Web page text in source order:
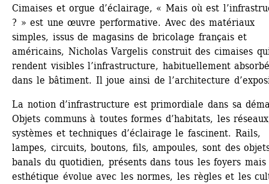
Cimaises et orgue d’éclairage, « Mais où est
? » est une œuvre performative. Avec des matériaux
simples, issus de magasins de bricolage français et
américains, Nicholas Vargelis construit des cimaises
rendent visibles l’infrastructure, habituellement
dans le bâtiment. Il joue ainsi de l’architecture
La notion d’infrastructure est primordiale dans sa
Objets communs à toutes formes d’habitats, les
systèmes et techniques d’éclairage le fascinent. Rails,
lampes, circuits, boutons, fils, ampoules, sont des
banals du quotidien, présents dans tous les foyers
esthétique évolue avec les normes, les règles et les